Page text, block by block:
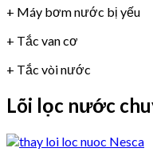
+ Máy bơm nước bị yếu
+ Tắc van cơ
+ Tắc vòi nước
Lõi lọc nước